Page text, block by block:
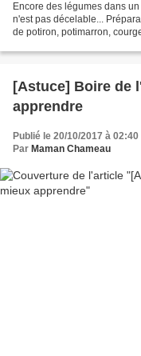
Encore des légumes dans
n'est pas décelable...
de potiron, potimarron,
[Astuce] Boire de
apprendre
Publié le 20/10/2017 à 02:40
Par Maman Chameau